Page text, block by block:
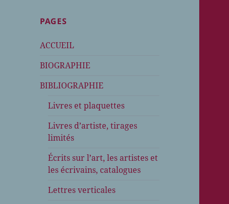
PAGES
ACCUEIL
BIOGRAPHIE
BIBLIOGRAPHIE
Livres et plaquettes
Livres d’artiste, tirages
limités
Écrits sur l’art, les artistes et
les écrivains, catalogues
Lettres verticales